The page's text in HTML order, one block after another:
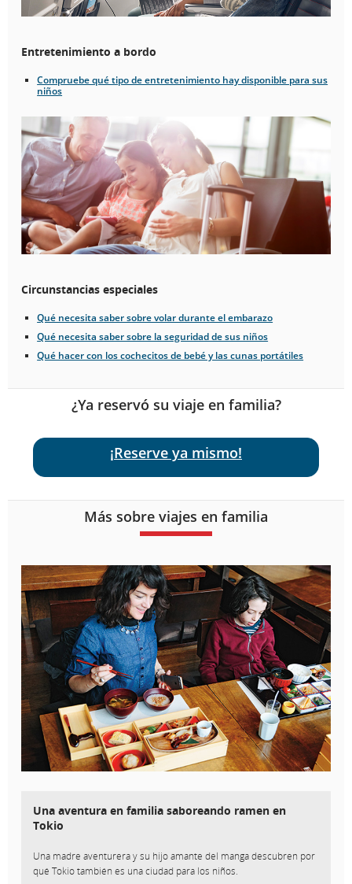
Entretenimiento a bordo
Compruebe qué tipo de entretenimiento hay disponible para sus
niños
Circunstancias especiales
Qué necesita saber sobre volar durante el embarazo
Qué necesita saber sobre la seguridad de sus niños
Qué hacer con los cochecitos de bebé y las cunas portátiles
¿Ya reservó su viaje en familia?
¡Reserve ya mismo!
Más sobre viajes en familia
Una aventura en familia saboreando ramen en
Tokio
Una madre aventurera y su hijo amante del manga descubren por
qué Tokio también es una ciudad para los niños.